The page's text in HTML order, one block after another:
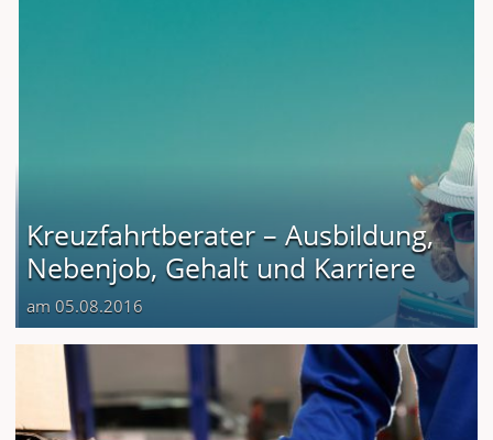
Kreuzfahrtberater – Ausbildung,
Nebenjob, Gehalt und Karriere
am 05.08.2016